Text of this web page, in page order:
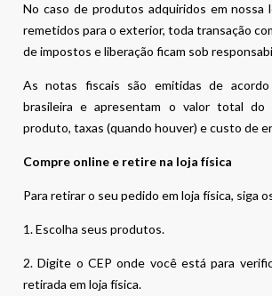
No caso de produtos adquiridos em nossa
remetidos para o exterior, toda transação
de impostos e liberação ficam sob
As notas fiscais são emitidas de acordo
brasileira e apresentam o valor total do
produto, taxas (quando houver) e custo de
Compre online e retire na loja física
Para retirar o seu pedido em loja física, siga
1. Escolha seus produtos.
2. Digite o CEP onde você está para
retirada em loja física.